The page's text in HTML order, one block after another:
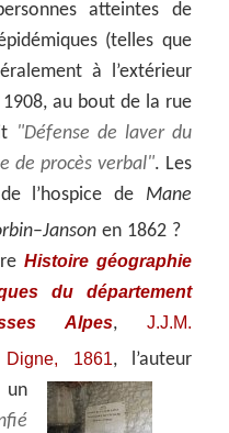
atteintes de
(telles que
à l’extérieur
au bout de la rue
Défense de laver du
de procès verbal . Les
l’hospice de Mane
–Janson en 1862 ?
Histoire géographie
du département
Alpes, J.J.M.
Digne, 1861, l’auteur
un